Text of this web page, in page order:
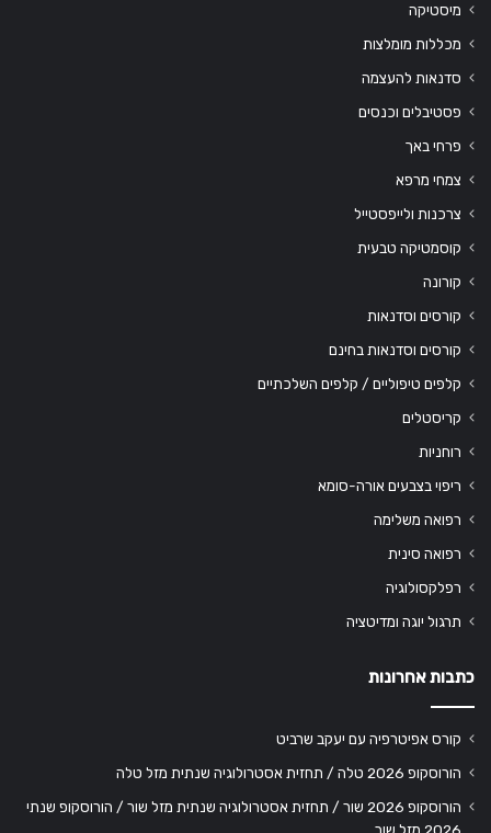
מיסטיקה
מכללות מומלצות
סדנאות להעצמה
פסטיבלים וכנסים
פרחי באך
צמחי מרפא
צרכנות ולייפסטייל
קוסמטיקה טבעית
קורונה
קורסים וסדנאות
קורסים וסדנאות בחינם
קלפים טיפוליים / קלפים השלכתיים
קריסטלים
רוחניות
ריפוי בצבעים אורה-סומא
רפואה משלימה
רפואה סינית
רפלקסולוגיה
תרגול יוגה ומדיטציה
כתבות אחרונות
קורס אפיטרפיה עם יעקב שרביט
הורוסקופ 2026 טלה / תחזית אסטרולוגיה שנתית מזל טלה
הורוסקופ 2026 שור / תחזית אסטרולוגיה שנתית מזל שור / הורוסקופ שנתי